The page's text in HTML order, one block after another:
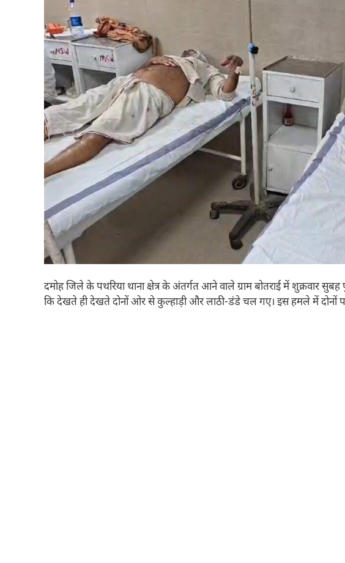
दमोह जिले के पथरिया थाना क्षेत्र के अंतर्गत आने वाले ग्राम बोतराई में शुक्रवार
कि देखते ही देखते दोनों ओर से कुल्हाड़ी और लाठी-डंडे चल गए। इस हमले में दोनों